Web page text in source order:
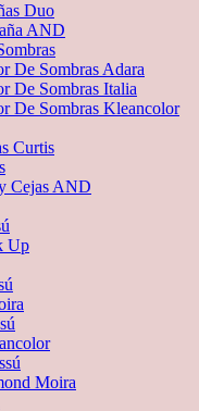
Duo
AND
De Sombras Adara
De Sombras Italia
De Sombras Kleancolor
Curtis
Cejas AND
Up
Moira